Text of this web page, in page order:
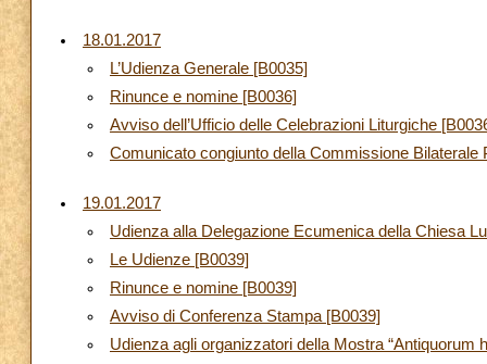
18.01.2017
L’Udienza Generale [B0035]
Rinunce e nomine [B0036]
Avviso dell’Ufficio delle Celebrazioni Liturgiche
Comunicato congiunto della Commissione
19.01.2017
Udienza alla Delegazione Ecumenica della Chiesa
Le Udienze [B0039]
Rinunce e nomine [B0039]
Avviso di Conferenza Stampa [B0039]
Udienza agli organizzatori della Mostra “Antiquorum